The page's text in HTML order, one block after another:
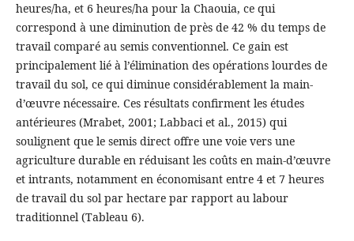
heures/ha, et 6 heures/ha pour la Chaouia, ce qui
correspond à une diminution de près de 42 % du temps de
travail comparé au semis conventionnel. Ce gain est
principalement lié à l’élimination des opérations lourdes de
travail du sol, ce qui diminue considérablement la main-
d’œuvre nécessaire. Ces résultats confirment les études
antérieures (Mrabet, 2001; Labbaci et al., 2015) qui
soulignent que le semis direct offre une voie vers une
agriculture durable en réduisant les coûts en main-d’œuvre
et intrants, notamment en économisant entre 4 et 7 heures
de travail du sol par hectare par rapport au labour
traditionnel (Tableau 6).